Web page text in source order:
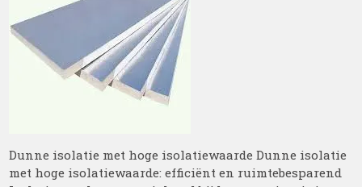
Dunne isolatie met hoge isolatiewaarde Dunne isolatie
met hoge isolatiewaarde: efficiënt en ruimtebesparend